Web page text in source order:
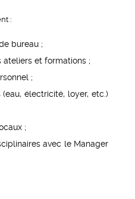
:
bureau ;
ateliers et formations ;
;
électricité, loyer, etc.)
;
avec le Manager